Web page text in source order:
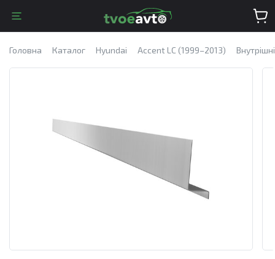
Головна Каталог Hyundai Accent LC (1999–2013)